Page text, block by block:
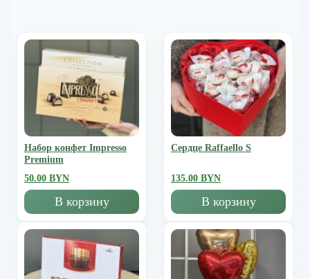
Набор конфет Impresso
Premium
50.00 BYN
В корзину
Сердце Raffaello S
135.00 BYN
В корзину